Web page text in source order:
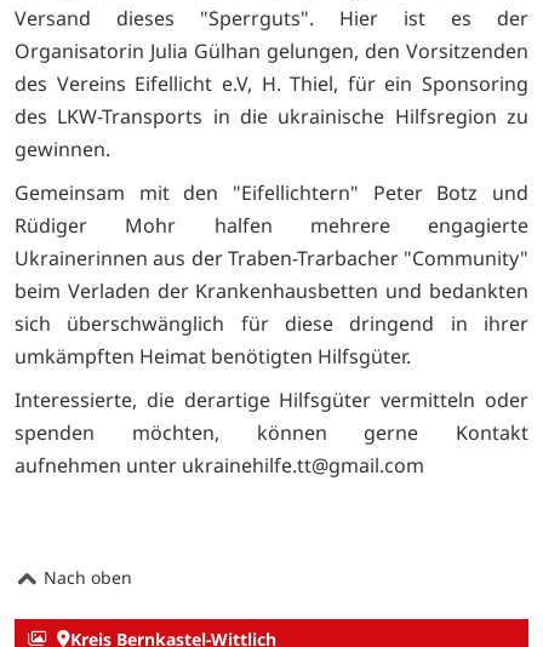
Versand dieses "Sperrguts". Hier ist es der
Organisatorin Julia Gülhan gelungen, den Vorsitzenden
des Vereins Eifellicht e.V, H. Thiel, für ein Sponsoring
des LKW-Transports in die ukrainische Hilfsregion zu
gewinnen.
Gemeinsam mit den "Eifellichtern" Peter Botz und
Rüdiger Mohr halfen mehrere engagierte
Ukrainerinnen aus der Traben-Trarbacher "Community"
beim Verladen der Krankenhausbetten und bedankten
sich überschwänglich für diese dringend in ihrer
umkämpften Heimat benötigten Hilfsgüter.
Interessierte, die derartige Hilfsgüter vermitteln oder
spenden möchten, können gerne Kontakt
aufnehmen unter ukrainehilfe.tt@gmail.com
Nach oben
Kreis Bernkastel-Wittlich